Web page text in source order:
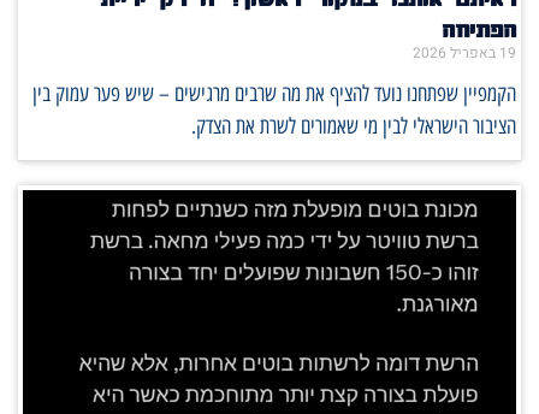
הפתיחה
19 באפריל 2026
הקמפיין שפתחנו נועד להציף את מה שרבים מרגישים – שיש פער עמוק בין
הציבור הישראלי לבין מי שאמורים לשרת את הצדק.